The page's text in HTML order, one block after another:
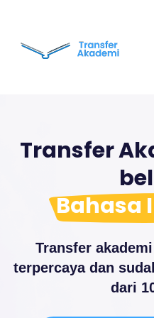
Transfer
Bahasa
Transfer
terpercaya dan
dari